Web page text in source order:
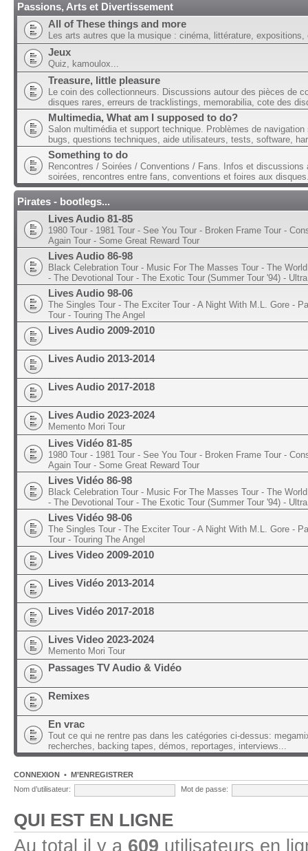
Passions, Arts et Divertissement
All of These things and more
Les arts autres que la musique : cinéma, littérature, expositions,
Jeux
Quiz, kamoulox...
Treasure, little pleasure
Le coin des collectionneurs. Discussions autour des pièces de
disques rares, erreurs de tracklistings, memorabilia, cote des
Multimedia, What am I supposed to do?
Salon multimédia et support technique. Problèmes de navigation
bugs, questions techniques, aide utilisateurs, tests, software,
Something to do
Rencontres / Soirées / Conventions / Fans. Infos et discussions
soirées, rencontres entre fans, conventions et foires aux
Pirates - bootlegs...
Lives Audio 81-85
1980 Tour - 1981 Tour - See You Tour - Broken Frame Tour -
Again Tour - Some Great Reward Tour
Lives Audio 86-98
Black Celebration Tour - Music For The Masses Tour - The
- The Devotional Tour - The Exotic Tour (Summer Tour '94) -
Lives Audio 98-06
The Singles Tour - The Exciter Tour - A Night With M.L. Gore -
Tour - Touring The Angel
Lives Audio 2009-2010
Lives Audio 2013-2014
Lives Audio 2017-2018
Lives Audio 2023-2024
Memento Mori Tour
Lives Vidéo 81-85
1980 Tour - 1981 Tour - See You Tour - Broken Frame Tour -
Again Tour - Some Great Reward Tour
Lives Vidéo 86-98
Black Celebration Tour - Music For The Masses Tour - The
- The Devotional Tour - The Exotic Tour (Summer Tour '94) -
Lives Vidéo 98-06
The Singles Tour - The Exciter Tour - A Night With M.L. Gore -
Tour - Touring The Angel
Lives Video 2009-2010
Lives Vidéo 2013-2014
Lives Vidéo 2017-2018
Lives Video 2023-2024
Memento Mori Tour
Passages TV Audio & Vidéo
Remixes
En vrac
Tout ce qui ne rentre pas dans les catégories ci-dessus:
recherches, backing tapes, démos, reportages, interviews...
CONNEXION • M’ENREGISTRER
Nom d’utilisateur:
Mot de passe:
QUI EST EN LIGNE
Au total il y a 609 utilisateurs en